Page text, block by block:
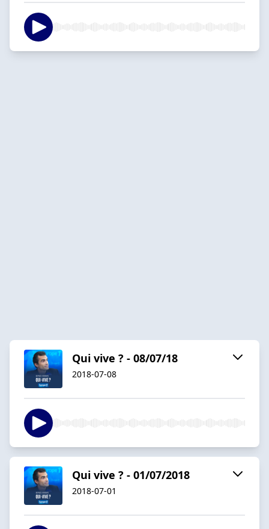
Qui vive ? - 08/07/18
2018-07-08
Qui vive ? - 01/07/2018
2018-07-01